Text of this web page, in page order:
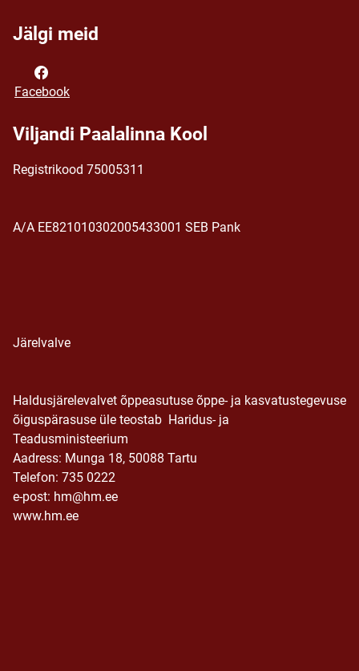
Jälgi meid
Facebook
Viljandi Paalalinna Kool
Registrikood 75005311
A/A EE821010302005433001 SEB Pank
Järelvalve
Haldusjärelevalvet õppeasutuse õppe- ja kasvatustegevuse
õiguspärasuse üle teostab Haridus- ja
Teadusministeerium
Aadress: Munga 18, 50088 Tartu
Telefon: 735 0222
e-post: hm@hm.ee
www.hm.ee